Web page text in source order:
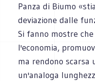
Panza di Biumo
deviazione dalle
Si fanno mostre
l'economia,
ma rendono scarsa
un'analoga